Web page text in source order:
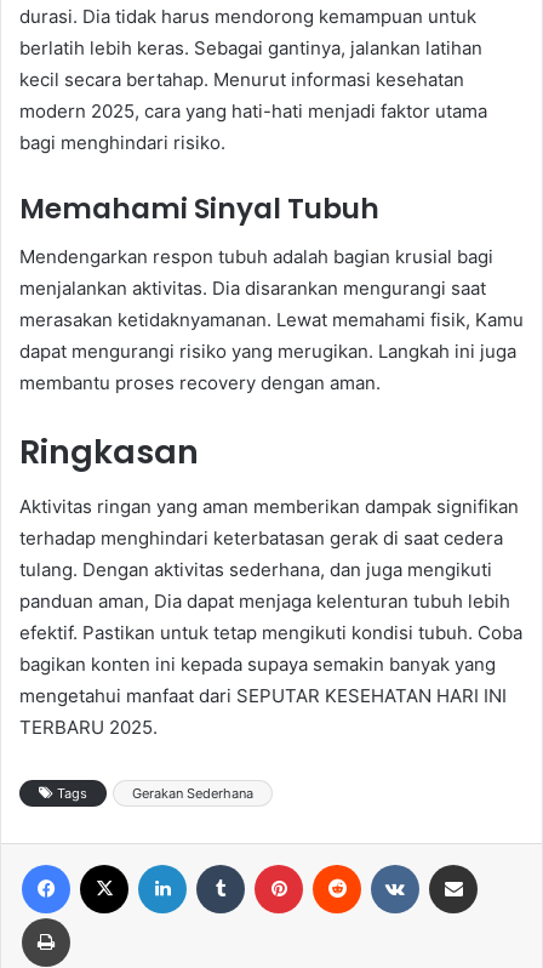
durasi. Dia tidak harus mendorong kemampuan untuk
berlatih lebih keras. Sebagai gantinya, jalankan latihan
kecil secara bertahap. Menurut informasi kesehatan
modern 2025, cara yang hati-hati menjadi faktor utama
bagi menghindari risiko.
Memahami Sinyal Tubuh
Mendengarkan respon tubuh adalah bagian krusial bagi
menjalankan aktivitas. Dia disarankan mengurangi saat
merasakan ketidaknyamanan. Lewat memahami fisik, Kamu
dapat mengurangi risiko yang merugikan. Langkah ini juga
membantu proses recovery dengan aman.
Ringkasan
Aktivitas ringan yang aman memberikan dampak signifikan
terhadap menghindari keterbatasan gerak di saat cedera
tulang. Dengan aktivitas sederhana, dan juga mengikuti
panduan aman, Dia dapat menjaga kelenturan tubuh lebih
efektif. Pastikan untuk tetap mengikuti kondisi tubuh. Coba
bagikan konten ini kepada supaya semakin banyak yang
mengetahui manfaat dari SEPUTAR KESEHATAN HARI INI
TERBARU 2025.
Tags Gerakan Sederhana